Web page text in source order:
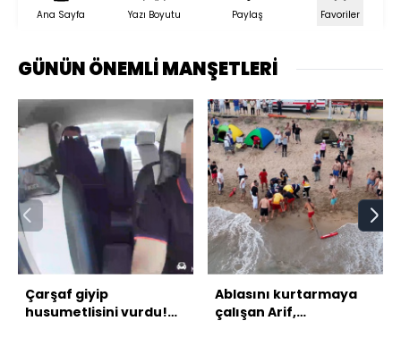
Ana Sayfa Yazı Boyutu Paylaş Favoriler
GÜNÜN ÖNEMLİ MANŞETLERİ
Çarşaf giyip
husumetlisini vurdu!
Ablasını kurtarmaya
çalışan Arif,